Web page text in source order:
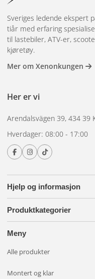
Hjelp og informasjon
Produktkategorier
Meny
Alle produkter
Montert og klar
Sveriges ledende ekspert
tiår med erfaring
til lastebiler, ATV-er,
kjøretøy.
Mer om Xenonkungen
Her er vi
Arendalsvägen 39, 434 39
Hverdager: 08:00 - 17:00